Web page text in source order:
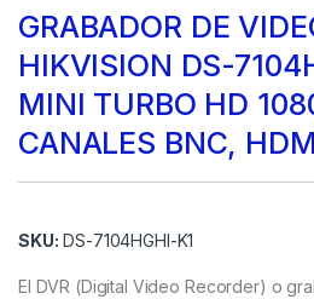
GRABADOR DE
HIKVISION DS-
MINI TURBO HD
CANALES BNC,
SKU: DS-7104HGHI-K1
El DVR (Digital Video Recorder) o